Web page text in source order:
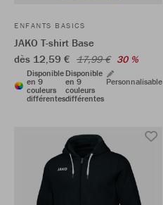
ENFANTS BASICS
JAKO T-shirt Base
dès 12,59 € 17,99 € 30 %
Disponible
en 9
couleurs
différentes
Disponible
en 9
couleurs
différentes
Personnalisable